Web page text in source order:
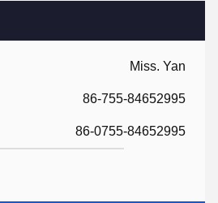
Miss. Yan
86-755-84652995
86-0755-84652995